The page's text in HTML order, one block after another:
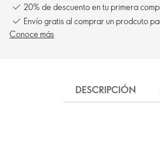
20% de descuento en tu primera
Envío gratis al comprar un prodcuto
Conoce más
DESCRIPCIÓN